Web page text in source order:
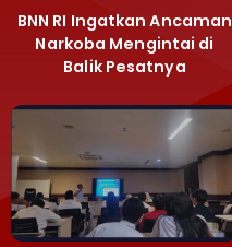
BNN RI Ingatkan Ancaman
Narkoba Mengintai di
Balik Pesatnya
Majalengka